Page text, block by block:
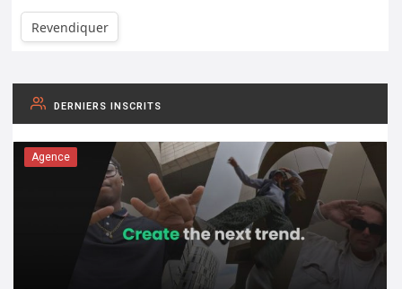
Revendiquer
DERNIERS INSCRITS
Agence